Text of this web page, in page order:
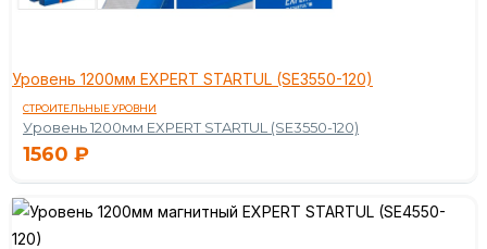
Уровень 1200мм EXPERT STARTUL (SE3550-120)
СТРОИТЕЛЬНЫЕ УРОВНИ
Уровень 1200мм EXPERT STARTUL (SE3550-120)
1560 ₽